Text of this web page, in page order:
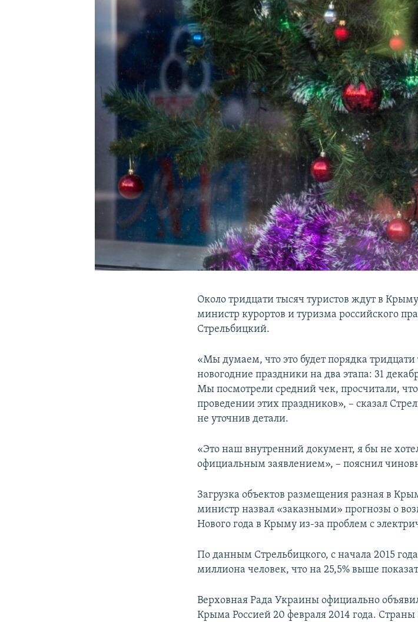
Около тридцати тысяч туристов ждут в
министр курортов и туризма российского
Стрельбицкий.
«Мы думаем, что это будет порядка
новогодние праздники на два этапа: 31
Мы посмотрели средний чек, просчитали,
проведении этих праздников», – сказал
не уточнив детали.
«Это наш внутренний документ, я бы не
официальным заявлением», – пояснил
Загрузка объектов размещения разная в
министр назвал «заказными» прогнозы о
Нового года в Крыму из-за проблем с
По данным Стрельбицкого, с начала 2015
миллиона человек, что на 25,5% выше
Верховная Рада Украины официально
Крыма Россией 20 февраля 2014 года.